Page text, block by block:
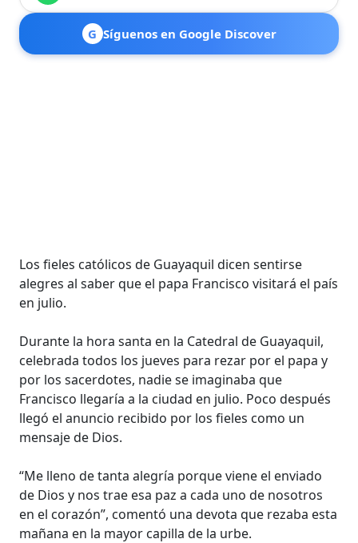
G Síguenos en Google Discover
Los fieles católicos de Guayaquil dicen sentirse
alegres al saber que el papa Francisco visitará el país
en julio.
Durante la hora santa en la Catedral de Guayaquil,
celebrada todos los jueves para rezar por el papa y
por los sacerdotes, nadie se imaginaba que
Francisco llegaría a la ciudad en julio. Poco después
llegó el anuncio recibido por los fieles como un
mensaje de Dios.
“Me lleno de tanta alegría porque viene el enviado
de Dios y nos trae esa paz a cada uno de nosotros
en el corazón”, comentó una devota que rezaba esta
mañana en la mayor capilla de la urbe.